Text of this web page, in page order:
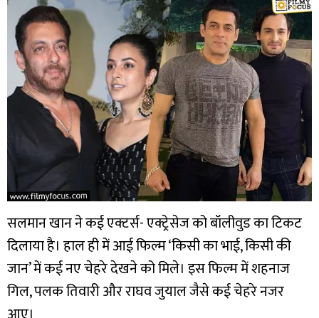
सलमान खान ने कई एक्टर्स- एक्ट्रेसेज को बॉलीवुड का टिकट
दिलाया है। हाल ही में आई फिल्म ‘किसी का भाई, किसी की
जान’ में कई नए चेहरे देखने को मिले। इस फिल्म में शहनाज
गिल, पलक तिवारी और राघव जुयाल जैसे कई चेहरे नजर